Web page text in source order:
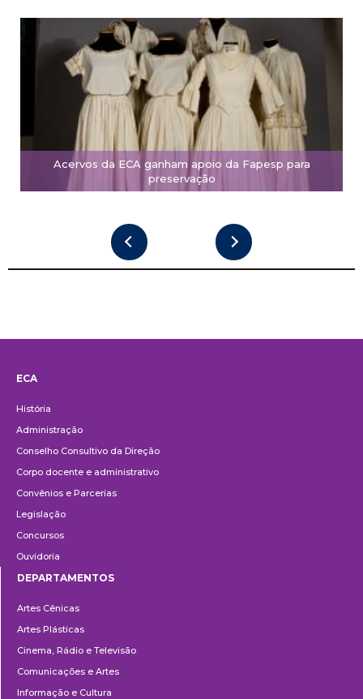
Acervos da ECA ganham apoio da Fapesp para
preservação
ECA
História
Administração
Conselho Consultivo da Direção
Corpo docente e administrativo
Convênios e Parcerias
Legislação
Concursos
Ouvidoria
DEPARTAMENTOS
Artes Cênicas
Artes Plásticas
Cinema, Rádio e Televisão
Comunicações e Artes
Informação e Cultura